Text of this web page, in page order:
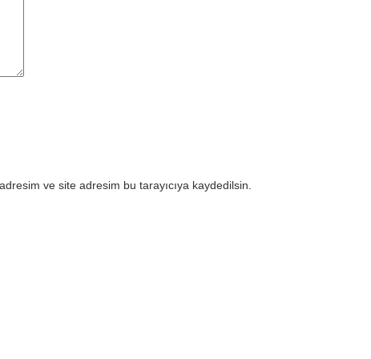
ve site adresim bu tarayıcıya kaydedilsin.